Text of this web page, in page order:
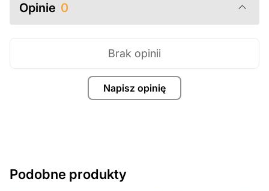
Opinie 0
Napisz opinię
Brak opinii
Podobne produkty